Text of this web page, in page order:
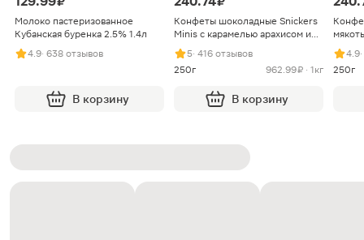
Молоко пастеризованное
Кубанская буренка 2.5% 1.4л
4.9· 638 отзывов
В корзину
Конфеты шоколадные Snickers
Minis с карамелью арахисом и
нугой
5· 416 отзывов
250г
962.99 ₽ · 1кг
В корзину
4.9
250г